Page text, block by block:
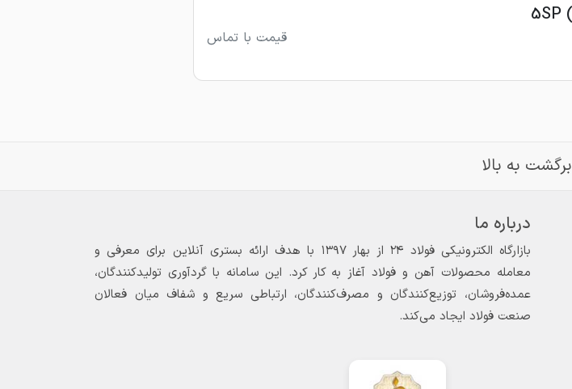
قیمت با تماس
برگشت به بالا
درباره ما
بازارگاه الکترونیکی فولاد ۲۴ از بهار ۱۳۹۷ با هدف ارائه بستری آنلاین برای معرفی و
معامله محصولات آهن و فولاد آغاز به کار کرد. این سامانه با گردآوری تولیدکنندگان،
عمده‌فروشان، توزیع‌کنندگان و مصرف‌کنندگان، ارتباطی سریع و شفاف میان فعالان
صنعت فولاد ایجاد می‌کند.